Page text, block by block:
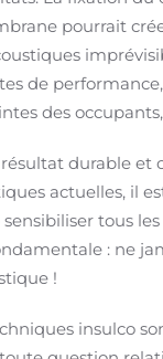
pourrait
de
des
durable et
actuelles, il
tous
: ne
!
insulco